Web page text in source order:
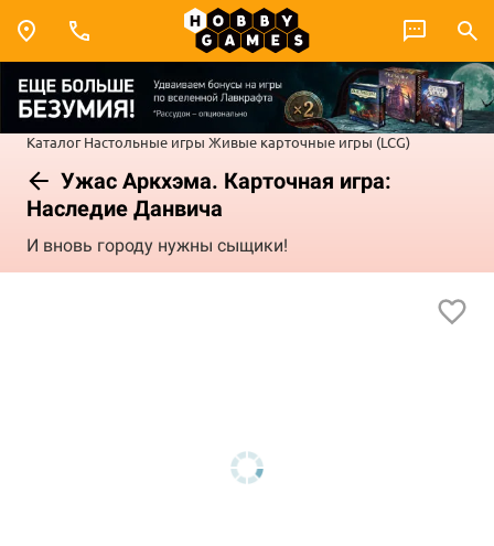
Каталог Настольные игры Живые карточные игры (LCG)
Ужас Аркхэма. Карточная игра:
Наследие Данвича
И вновь городу нужны сыщики!